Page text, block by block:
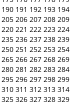
190 191 192 193 194
205 206 207 208 209
220 221 222 223 224
235 236 237 238 239
250 251 252 253 254
265 266 267 268 269
280 281 282 283 284
295 296 297 298 299
310 311 312 313 314
325 326 327 328 329